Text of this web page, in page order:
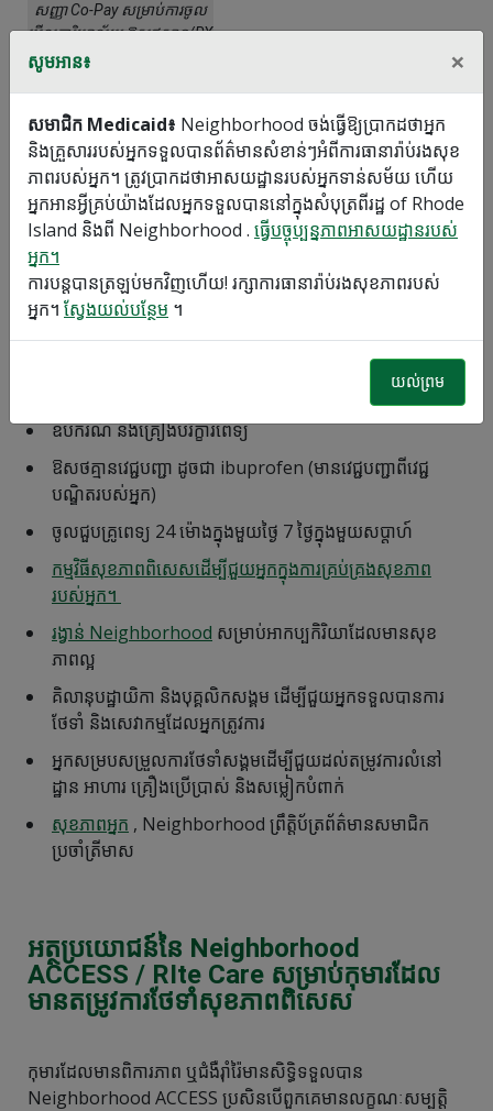
សញ្ញា Co-Pay សម្រាប់ការចូល
មើលការិយាល័យ ឱសថស្ថាន/RX
អត្ថប្រយោជន៍នៃ Neighborhood
ACCESS / RIte Care
ជាមួយ Neighborhood ACCESS / RIte Care អត្ថប្រយោជន៍
របស់អ្នករួមមាន:
បណ្តាញវេជ្ជបណ្ឌិត និងអ្នកឯកទេសដ៏ធំមួយ
ការពិនិត្យ និងទស្សនាប្រចាំឆ្នាំ
សេវាកម្មដឹកជញ្ជូន ប្រសិនបើអ្នកមានលក្ខណៈសម្បត្តិគ្រប់គ្រាន់
ឧបករណ៍ និងគ្រឿងបរិក្ខារពេទ្យ
ឱសថគ្មានវេជ្ជបញ្ជា ដូចជា ibuprofen (មានវេជ្ជបញ្ជាពីវេជ្ជ
បណ្ឌិតរបស់អ្នក)
ចូលជួបគ្រូពេទ្យ 24 ម៉ោងក្នុងមួយថ្ងៃ 7 ថ្ងៃក្នុងមួយសប្តាហ៍
កម្មវិធីសុខភាពពិសេសដើម្បីជួយអ្នកក្នុងការគ្រប់គ្រងសុខភាព
របស់អ្នក។
រង្វាន់ Neighborhood សម្រាប់អាកប្បកិរិយាដែលមានសុខ
ភាពល្អ
គិលានុបដ្ឋាយិកា និងបុគ្គលិកសង្គម ដើម្បីជួយអ្នកទទួលបានការ
ថែទាំ និងសេវាកម្មដែលអ្នកត្រូវការ
អ្នកសម្របសម្រួលការថែទាំសង្គមដើម្បីជួយដល់តម្រូវការលំនៅ
ដ្ឋាន អាហារ គ្រឿងប្រើប្រាស់ និងសម្លៀកបំពាក់
សុខភាពអ្នក , Neighborhood ព្រឹត្តិប័ត្រព័ត៌មានសមាជិក
ប្រចាំត្រីមាស
អត្ថប្រយោជន៍នៃ Neighborhood
ACCESS / RIte Care សម្រាប់កុមារដែល
មានតម្រូវការថែទាំសុខភាពពិសេស
កុមារដែលមានពិការភាព ឬជំងឺរ៉ាំរ៉ៃមានសិទ្ធិទទួលបាន
Neighborhood ACCESS ប្រសិនបើពួកគេមានលក្ខណៈសម្បត្តិ
សូមអាន៖ ×
សមាជិក Medicaid៖ Neighborhood ចង់ធ្វើឱ្យប្រាកដថាអ្នក
និងគ្រួសាររបស់អ្នកទទួលបានព័ត៌មានសំខាន់ៗអំពីការធានារ៉ាប់រងសុខ
ភាពរបស់អ្នក។ ត្រូវប្រាកដថាអាសយដ្ឋានរបស់អ្នកទាន់សម័យ ហើយ
អ្នកអានអ្វីគ្រប់យ៉ាងដែលអ្នកទទួលបាននៅក្នុងសំបុត្រពីរដ្ឋ of Rhode
Island និងពី Neighborhood . ធ្វើបច្ចុប្បន្នភាពអាសយដ្ឋានរបស់
អ្នក។
ការបន្តបានត្រឡប់មកវិញហើយ! រក្សាការធានារ៉ាប់រងសុខភាពរបស់
អ្នក។ ស្វែងយល់បន្ថែម ។
យល់ព្រម